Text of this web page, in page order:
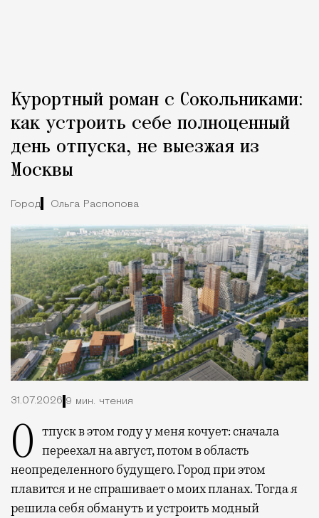
Курортный роман с Сокольниками:
как устроить себе полноценный
день отпуска, не выезжая из
Москвы
Город Ольга Распопова
31.07.2026 9 мин. чтения
Отпуск в этом году у меня кочует: сначала переехал на август, потом в область
неопределенного будущего. Город при этом
плавится и не спрашивает о моих планах. Тогда я
решила себя обмануть и устроить модный